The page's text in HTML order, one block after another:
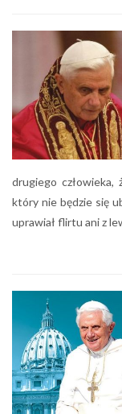
drugiego człowieka,
który nie będzie się
uprawiał flirtu ani z